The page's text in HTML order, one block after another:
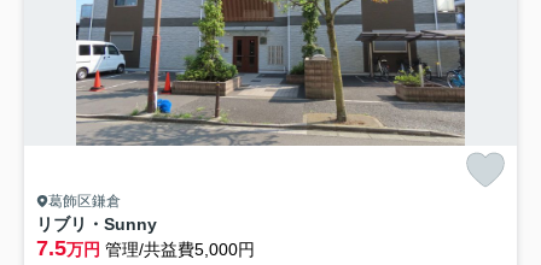
葛飾区鎌倉
リブリ・Sunny
7.5万円 管理/共益費5,000円